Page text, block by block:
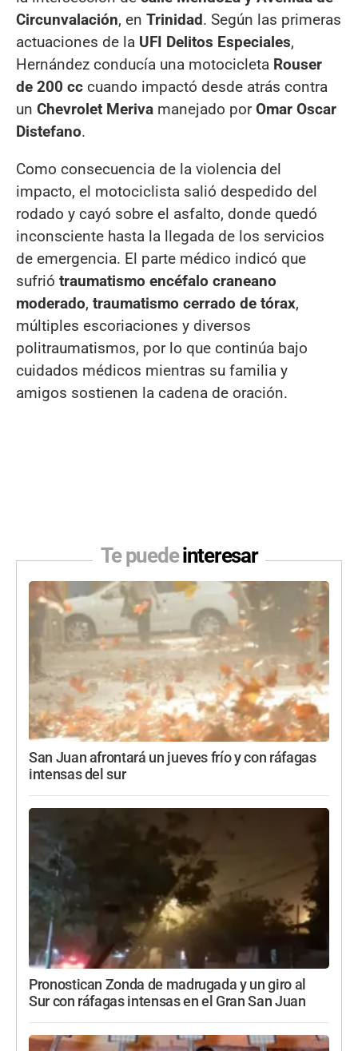
Circunvalación, en Trinidad. Según las primeras
actuaciones de la UFI Delitos Especiales,
Hernández conducía una motocicleta Rouser
de 200 cc cuando impactó desde atrás contra
un Chevrolet Meriva manejado porOmar Oscar
Distefano.
Como consecuencia de la violencia del
impacto, el motociclista salió despedido del
rodado y cayó sobre el asfalto, donde quedó
inconsciente hasta la llegada de los servicios
de emergencia. El parte médico indicó que
sufrió traumatismo encéfalo craneano
moderado, traumatismo cerrado de tórax,
múltiples escoriaciones y diversos
politraumatismos, por lo que continúa bajo
cuidados médicos mientras su familia y
amigos sostienen la cadena de oración.
Te puedeinteresar
San Juan afrontará un jueves frío y con ráfagas
intensas del sur
Pronostican Zonda de madrugada y un giro al
Sur con ráfagas intensas en el Gran San Juan